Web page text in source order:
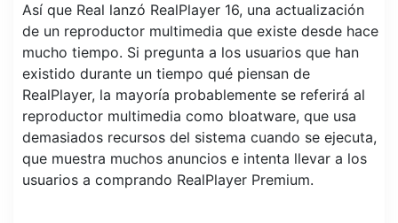
Así que Real lanzó RealPlayer 16, una actualización
de un reproductor multimedia que existe desde hace
mucho tiempo. Si pregunta a los usuarios que han
existido durante un tiempo qué piensan de
RealPlayer, la mayoría probablemente se referirá al
reproductor multimedia como bloatware, que usa
demasiados recursos del sistema cuando se ejecuta,
que muestra muchos anuncios e intenta llevar a los
usuarios a comprando RealPlayer Premium.